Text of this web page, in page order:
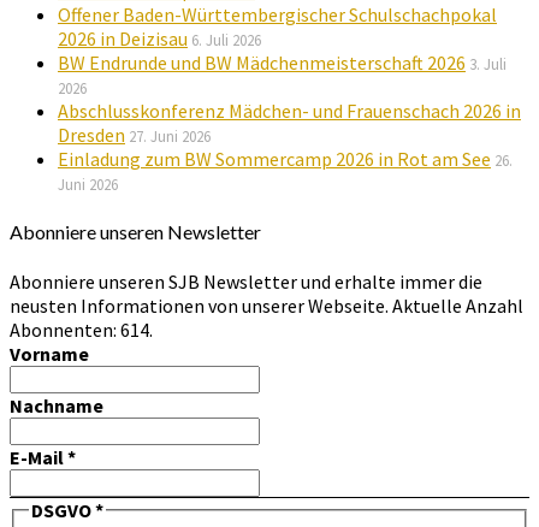
Offener Baden-Württembergischer Schulschachpokal
2026 in Deizisau 6. Juli 2026
BW Endrunde und BW Mädchenmeisterschaft 2026 3. Juli
2026
Abschlusskonferenz Mädchen- und Frauenschach 2026 in
Dresden 27. Juni 2026
Einladung zum BW Sommercamp 2026 in Rot am See 26.
Juni 2026
Abonniere unseren Newsletter
Abonniere unseren SJB Newsletter und erhalte immer die
neusten Informationen von unserer Webseite. Aktuelle Anzahl
Abonnenten: 614.
Vorname
Nachname
E-Mail*
DSGVO*